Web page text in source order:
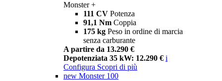
Monster +
111 CV Potenza
91,1 Nm Coppia
175 kg Peso in ordine di marcia
senza carburante
A partire da 13.290 €
Depotenziata 35 kW: 12.290 € i
Configura Scopri di più
new Monster 100